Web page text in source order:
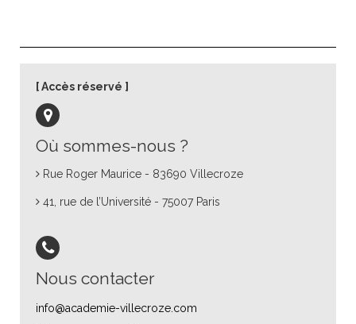
Où sommes-nous ?
Rue Roger Maurice - 83690 Villecroze
41, rue de l’Université - 75007 Paris
Nous contacter
info@academie-villecroze.com
Accès réservé